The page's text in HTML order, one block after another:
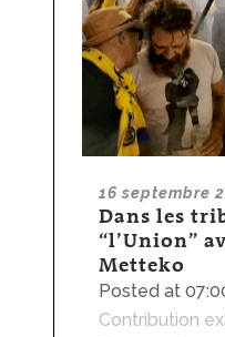
16 septembre
Dans les
“l’Union”
Metteko
Posted at
Contribution